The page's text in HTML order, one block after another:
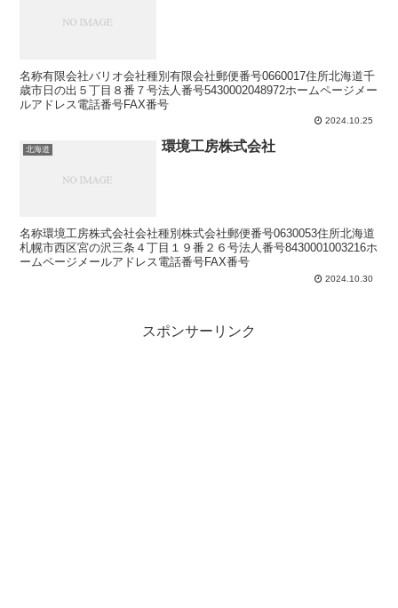
名称有限会社バリオ会社種別有限会社郵便番号0660017住所北海道千
歳市日の出５丁目８番７号法人番号5430002048972ホームページメー
ルアドレス電話番号FAX番号
2024.10.25
北海道 環境工房株式会社
名称環境工房株式会社会社種別株式会社郵便番号0630053住所北海道
札幌市西区宮の沢三条４丁目１９番２６号法人番号8430001003216ホ
ームページメールアドレス電話番号FAX番号
2024.10.30
スポンサーリンク